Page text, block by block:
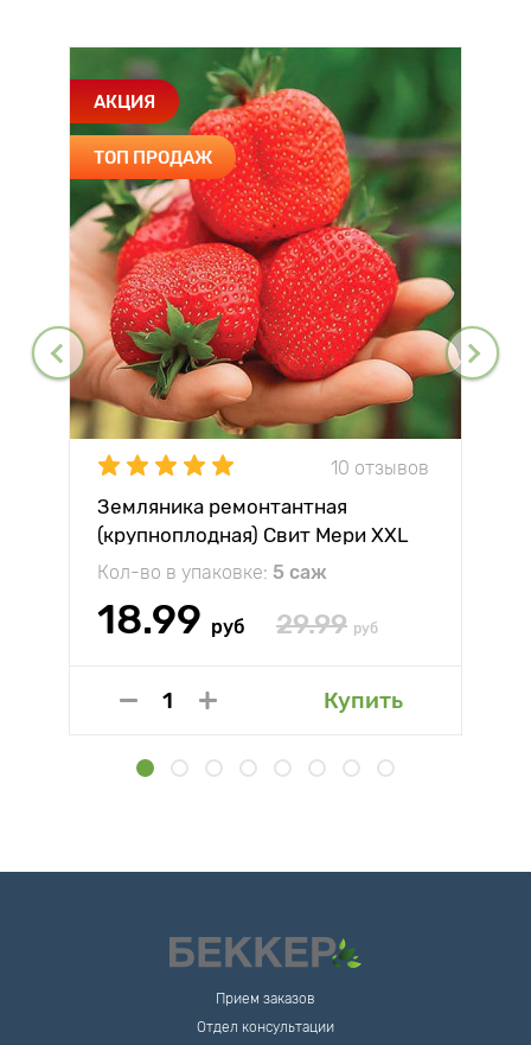
АКЦИЯ
ТОП ПРОДАЖ
10 отзывов
Земляника ремонтантная
(крупноплодная) Свит Мери XXL
Кол-во в упаковке: 5 саж
18.99 руб 29.99 руб
Купить
Прием заказов
Отдел консультации